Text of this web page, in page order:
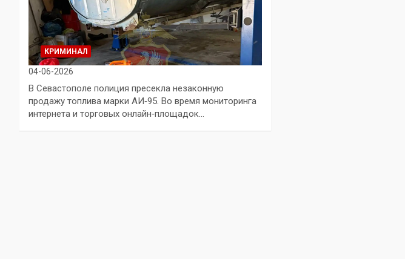
КРИМИНАЛ
04-06-2026
В Севастополе полиция пресекла незаконную
продажу топлива марки АИ‑95. Во время мониторинга
интернета и торговых онлайн‑площадок…